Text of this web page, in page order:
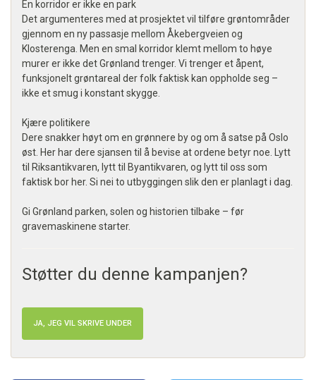
En korridor er ikke en park
Det argumenteres med at prosjektet vil tilføre grøntområder
gjennom en ny passasje mellom Åkebergveien og
Klosterenga. Men en smal korridor klemt mellom to høye
murer er ikke det Grønland trenger. Vi trenger et åpent,
funksjonelt grøntareal der folk faktisk kan oppholde seg –
ikke et smug i konstant skygge.
Kjære politikere
Dere snakker høyt om en grønnere by og om å satse på Oslo
øst. Her har dere sjansen til å bevise at ordene betyr noe. Lytt
til Riksantikvaren, lytt til Byantikvaren, og lytt til oss som
faktisk bor her. Si nei to utbyggingen slik den er planlagt i dag.
Gi Grønland parken, solen og historien tilbake – før
gravemaskinene starter.
Støtter du denne kampanjen?
JA, JEG VIL SKRIVE UNDER